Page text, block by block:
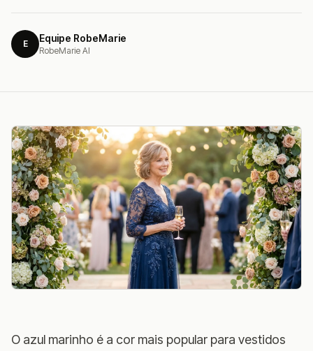
E Equipe RobeMarie
RobeMarie AI
O azul marinho é a cor mais popular para vestidos